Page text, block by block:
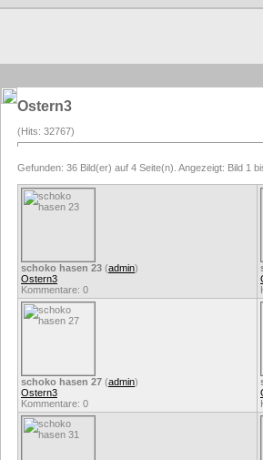
Ostern3
(Hits: 32767)
Gefunden: 36 Bild(er) auf 4 Seite(n). Angezeigt: Bild 1
schoko hasen 23 (admin)
Ostern3
Kommentare: 0
schoko hasen 27 (admin)
Ostern3
Kommentare: 0